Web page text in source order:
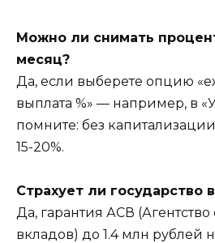
Можно ли снимать
месяц?
Да, если выберете опцию
выплата %» — например, в
помните: без
15-20%.
Страхует ли государство
Да, гарантия АСВ (Агентство
вкладов) до 1.4 млн рублей